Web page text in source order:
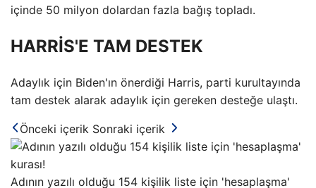
içinde 50 milyon dolardan fazla bağış topladı.
HARRİS'E TAM DESTEK
Adaylık için Biden'ın önerdiği Harris, parti kurultayında
tam destek alarak adaylık için gereken desteğe ulaştı.
Önceki içerik Sonraki içerik
Adının yazılı olduğu 154 kişilik liste için 'hesaplaşma'